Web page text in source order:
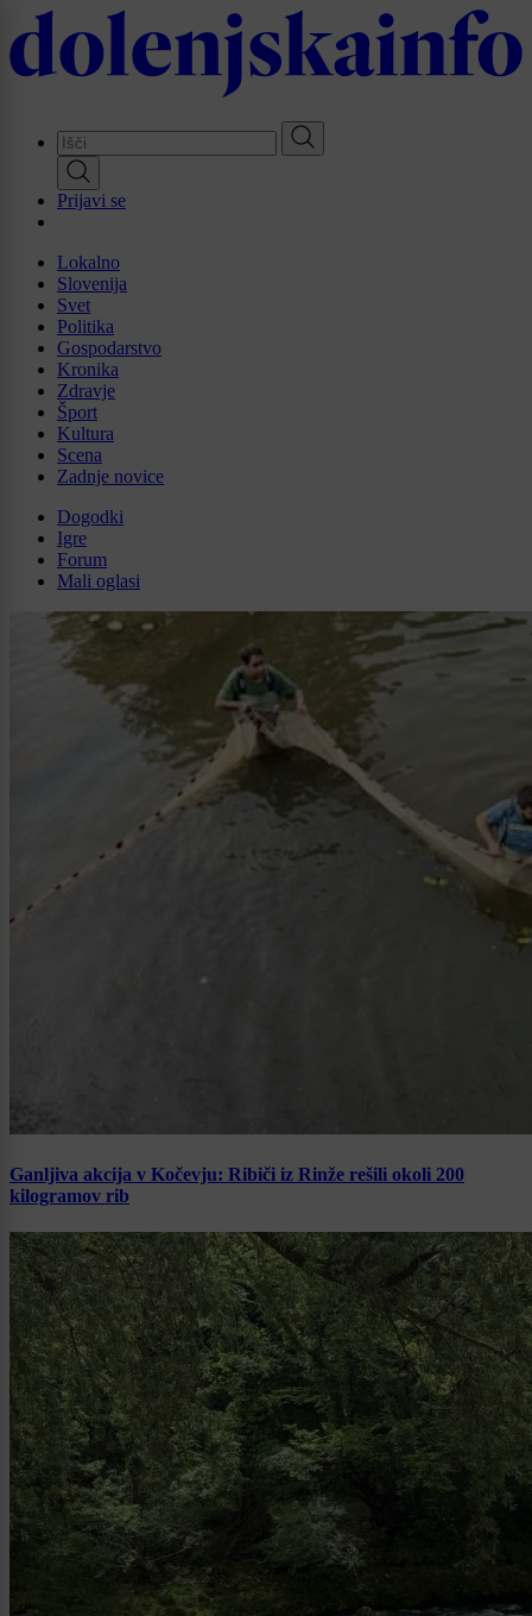
Skip
to
main
Prijavi se
Lokalno
Slovenija
Svet
Politika
Gospodarstvo
Kronika
Zdravje
Šport
Kultura
Scena
Zadnje novice
Dogodki
Igre
Forum
Mali oglasi
Ganljiva akcija v Kočevju: Ribiči iz Rinže rešili okoli 200
kilogramov rib